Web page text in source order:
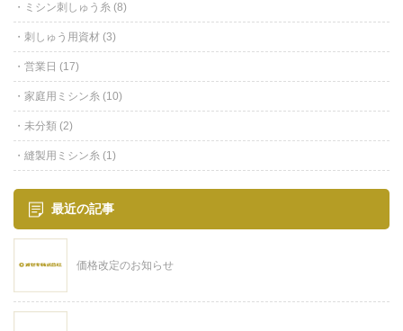
ミシン刺しゅう糸 (8)
刺しゅう用資材 (3)
営業日 (17)
家庭用ミシン糸 (10)
未分類 (2)
縫製用ミシン糸 (1)
最近の記事
価格改定のお知らせ